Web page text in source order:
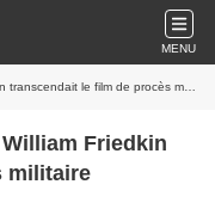
MENU
le film de procès militaire
William Friedkin
militaire